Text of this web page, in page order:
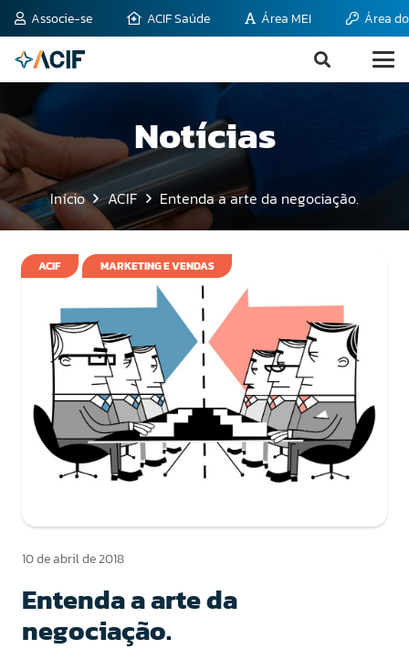
Associe-se ACIF Saúde Área MEI Área
Notícias
Início ACIF Entenda a arte da negociação.
ACIF MARKETING E VENDAS
10 de abril de 2018
Entenda a arte da
negociação.